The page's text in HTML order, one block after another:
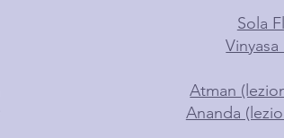
Sola
Atman
Ananda